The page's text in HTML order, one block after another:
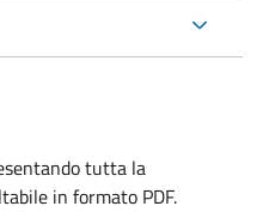
tutta la
in formato PDF.